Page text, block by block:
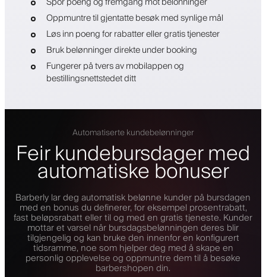
Oppmuntre til gjentatte besøk med synlige mål
Løs inn poeng for rabatter eller gratis tjenester
Bruk belønninger direkte under booking
Fungerer på tvers av mobilappen og
bestillingsnettstedet ditt
Automatiserte kundebelønninger
Feir kundebursdager med
automatiske bonuser
Barberly lar deg automatisk belønne kunder på bursdagen
med en bonus du definerer, for eksempel prosentrabatt,
fast beløpsrabatt eller til og med en gratis tjeneste. Kunder
mottar et varsel når bursdagsbelønningen deres blir
tilgjengelig og kan bruke den innenfor en konfigurert
tidsramme, noe som hjelper deg med å skape en
personlig opplevelse og oppmuntre dem til å besøke
barbershopen din.